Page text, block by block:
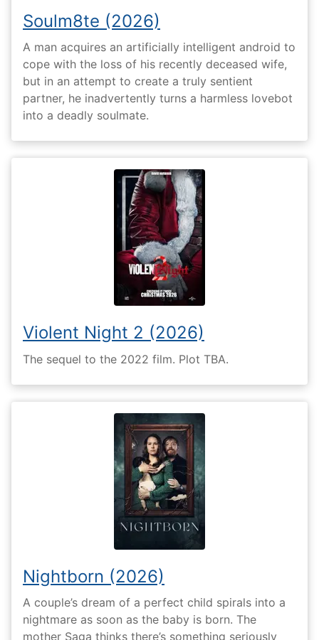
Soulm8te (2026)
A man acquires an artificially intelligent android to
cope with the loss of his recently deceased wife,
but in an attempt to create a truly sentient
partner, he inadvertently turns a harmless lovebot
into a deadly soulmate.
Violent Night 2 (2026)
The sequel to the 2022 film. Plot TBA.
Nightborn (2026)
A couple’s dream of a perfect child spirals into a
nightmare as soon as the baby is born. The
mother Saga thinks there’s something seriously